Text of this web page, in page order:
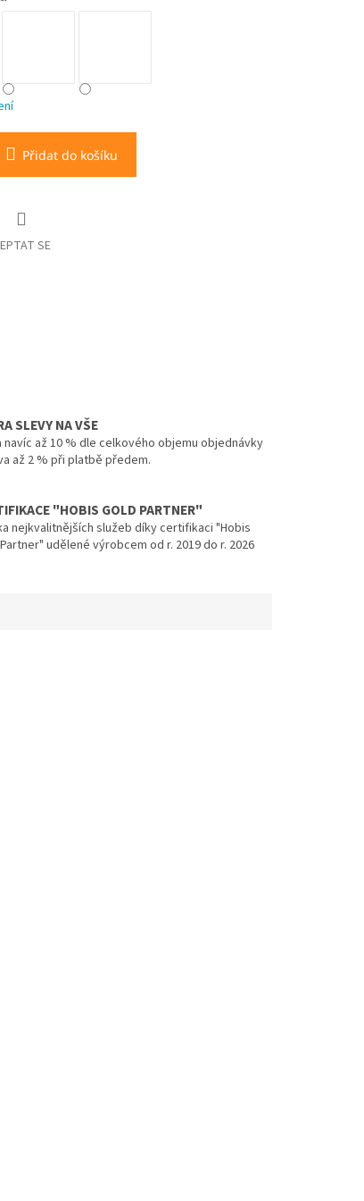
Přidat do košíku
SE
SLEVY NA VŠE
navíc až 10 % dle celkového objemu objednávky
až 2 % při platbě předem.
"HOBIS GOLD PARTNER"
nejkvalitnějších služeb díky certifikaci "Hobis
udělené výrobcem od r. 2019 do r. 2026